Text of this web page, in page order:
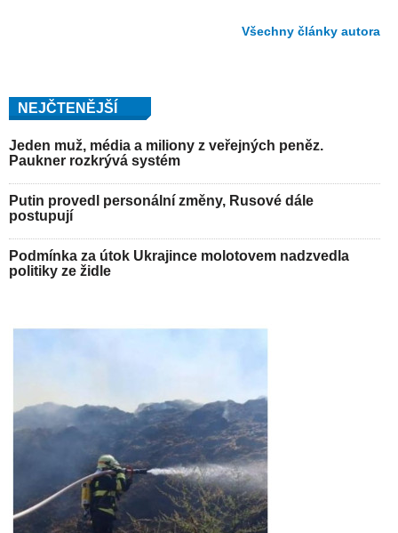
Všechny články autora
NEJČTENĚJŠÍ
Jeden muž, média a miliony z veřejných peněz.
Paukner rozkrývá systém
Putin provedl personální změny, Rusové dále
postupují
Podmínka za útok Ukrajince molotovem nadzvedla
politiky ze židle